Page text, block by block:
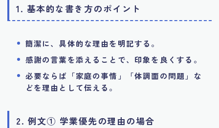
1. 基本的な書き方のポイント
簡潔に、具体的な理由を明記する。
感謝の言葉を添えることで、印象を良くする。
必要ならば「家庭の事情」「体調面の問題」な
どを理由として伝える。
2. 例文① 学業優先の理由の場合